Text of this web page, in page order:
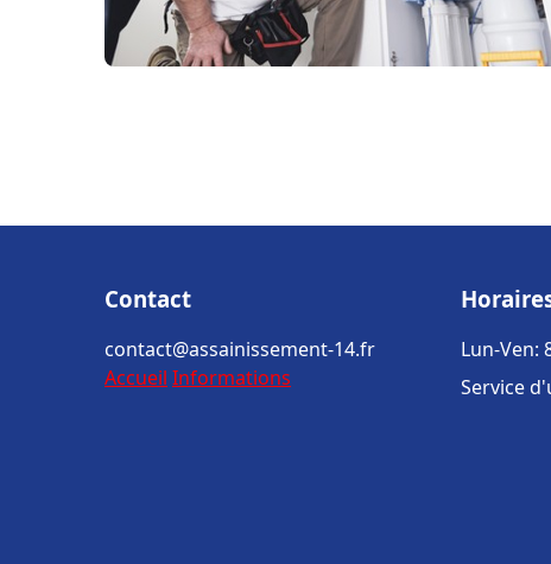
Contact
contact@assainissement-14.fr
Accueil Informations
Lun-Ven:
Service